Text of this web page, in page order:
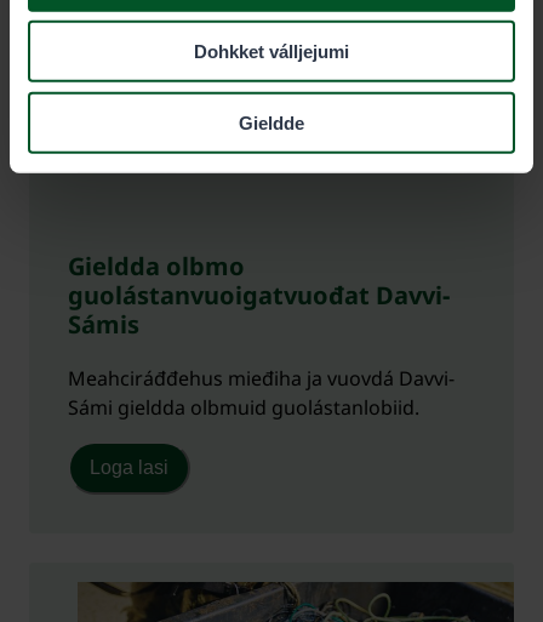
Dohkket válljejumi
Gieldde
Gieldda olbmo
guolástanvuoigatvuođat Davvi-
Sámis
Meahciráđđehus mieđiha ja vuovdá Davvi-
Sámi gieldda olbmuid guolástanlobiid.
Loga lasi